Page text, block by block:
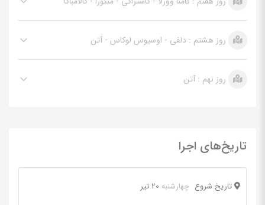
روز هشتم : دلفی - اوسیوس لوکاس - آتن
روز نهم : آتن
تاریخ‌های اجرا
تاریخ شروع چهارشنبه 20 تیر